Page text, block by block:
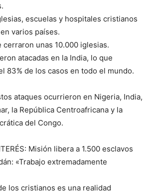
escuelas y hospitales cristianos
varios países.
cerraron unas 10.000 iglesias.
atacadas en la India, lo que
83% de los casos en todo el mundo.
ataques ocurrieron en Nigeria, India,
la República Centroafricana y la
del Congo.
Misión libera a 1.500 esclavos
«Trabajo extremadamente
los cristianos es una realidad